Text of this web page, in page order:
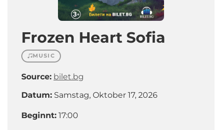
Frozen Heart Sofia
MUSIC
Source: bilet.bg
Datum: Samstag, Oktober 17, 2026
Beginnt: 17:00